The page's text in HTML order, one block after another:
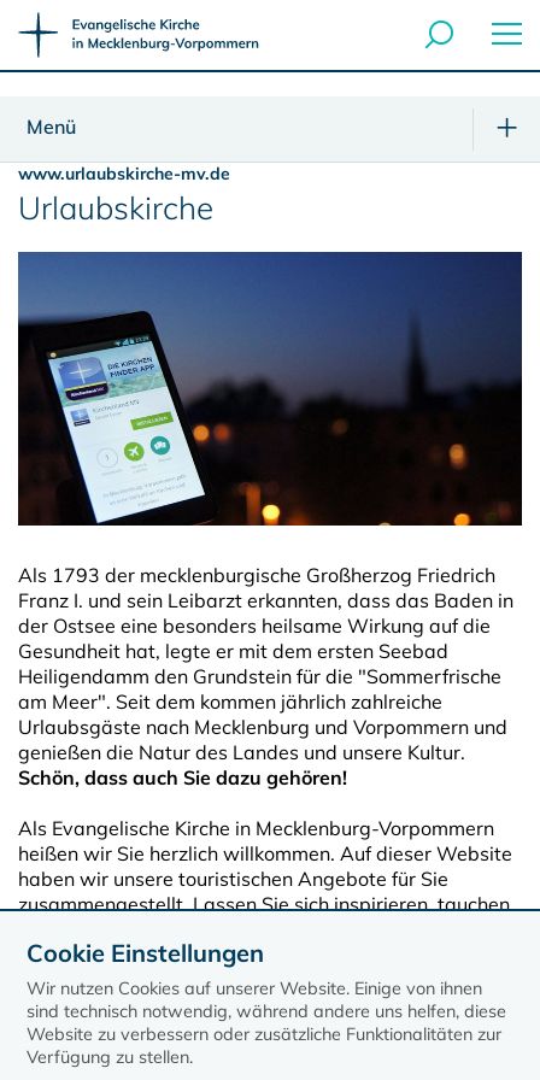
Menü
www.urlaubskirche-mv.de
Urlaubskirche
Als 1793 der mecklenburgische Großherzog Friedrich
Franz I. und sein Leibarzt erkannten, dass das Baden in
der Ostsee eine besonders heilsame Wirkung auf die
Gesundheit hat, legte er mit dem ersten Seebad
Heiligendamm den Grundstein für die "Sommerfrische
am Meer". Seit dem kommen jährlich zahlreiche
Urlaubsgäste nach Mecklenburg und Vorpommern und
genießen die Natur des Landes und unsere Kultur.
Schön, dass auch Sie dazu gehören!
Als Evangelische Kirche in Mecklenburg-Vorpommern
heißen wir Sie herzlich willkommen. Auf dieser Website
haben wir unsere touristischen Angebote für Sie
zusammengestellt. Lassen Sie sich inspirieren, tauchen
vielen offenen Kirchen oder stimmen Sie mit ein in die
Klänge der wundervollen Konzerte und Musiken vor Ort.
Cookie Einstellungen
Wir nutzen Cookies auf unserer Website. Einige von ihnen
sind technisch notwendig, während andere uns helfen, diese
Website zu verbessern oder zusätzliche Funktionalitäten zur
Verfügung zu stellen.